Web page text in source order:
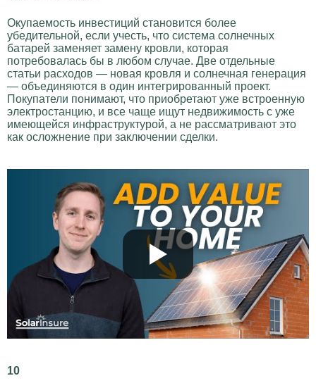
Окупаемость инвестиций становится более
убедительной, если учесть, что система солнечных
батарей заменяет замену кровли, которая
потребовалась бы в любом случае. Две отдельные
статьи расходов — новая кровля и солнечная генерация
— объединяются в один интегрированный проект.
Покупатели понимают, что приобретают уже встроенную
электростанцию, и все чаще ищут недвижимость с уже
имеющейся инфраструктурой, а не рассматривают это
как осложнение при заключении сделки.
10